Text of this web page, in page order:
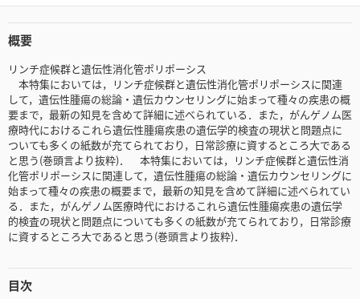
概要
リンチ症候群と遺伝性消化管ポリポーシス
本特集においては，リンチ症候群と遺伝性消化管ポリポーシスに関連
して，遺伝性腫瘍の総論・遺伝カウンセリングに始まって種々の疾患の概
要まで，最新の知見を含めて詳細に述べられている．また，がんゲノム医
療時代におけるこれら遺伝性腫瘍疾患の遺伝学的検査の現状と問題点に
ついても多くの紙数が充てられており，日常診療に資するところ大である
と思う(巻頭言より抜粋)． 本特集においては，リンチ症候群と遺伝性消
化管ポリポーシスに関連して，遺伝性腫瘍の総論・遺伝カウンセリングに
始まって種々の疾患の概要まで，最新の知見を含めて詳細に述べられてい
る．また，がんゲノム医療時代におけるこれら遺伝性腫瘍疾患の遺伝学
的検査の現状と問題点についても多くの紙数が充てられており，日常診療
に資するところ大であると思う(巻頭言より抜粋)．
目次